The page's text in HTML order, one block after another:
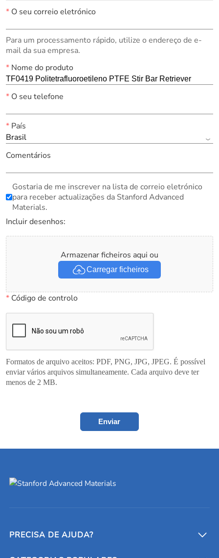
*O seu correio eletrónico
Para um processamento rápido, utilize o endereço de e-
mail da sua empresa.
*Nome do produto
*O seu telefone
*País
Brasil
Comentários
Gostaria de me inscrever na lista de correio eletrónico
para receber actualizações da Stanford Advanced
Materials.
Incluir desenhos:
Armazenar ficheiros aqui ou
Carregar ficheiros
*Código de controlo
Formatos de arquivo aceitos: PDF, PNG, JPG, JPEG. É possível
enviar vários arquivos simultaneamente. Cada arquivo deve ter
menos de 2 MB.
Enviar
PRECISA DE AJUDA?